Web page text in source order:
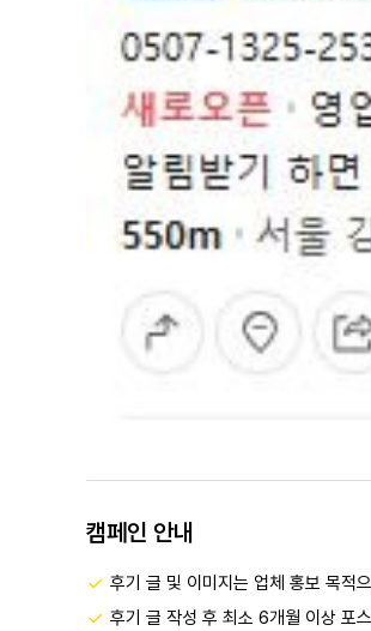
캠페인 안내
후기 글 및 이미지는 업체 홍보 목적
후기 글 작성 후 최소 6개월 이상 포